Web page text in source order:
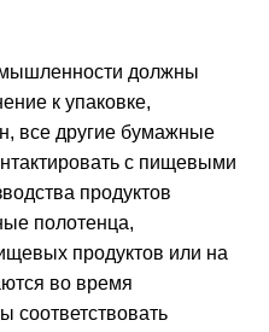
должны
к упаковке,
все другие бумажные
с пищевыми
продуктов
полотенца,
продуктов или на
во время
соответствовать